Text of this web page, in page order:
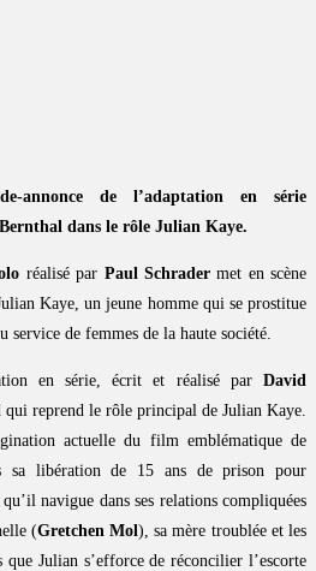
annonce de l’adaptation en série
dans le rôle Julian Kaye.
réalisé par Paul Schradermet en scène
Kaye, un jeune homme qui se prostitue
service de femmes de la haute société.
en série, écrit et réalisé par David
qui reprend le rôle principal de Julian Kaye.
actuelle du film emblématique de
sa libération de 15 ans de prison pour
navigue dans ses relations compliquées
(Gretchen Mol), sa mère troublée et les
Julian s’efforce de réconcilier l’escorte